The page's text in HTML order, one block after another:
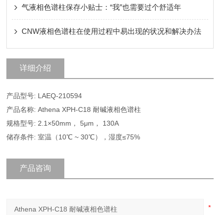
气液相色谱柱保存小贴士：“我”也需要过个舒适年
CNW液相色谱柱在使用过程中易出现的状况和解决办法
详细介绍
产品型号: LAEQ-210594
产品名称: Athena XPH-C18 耐碱液相色谱柱
规格型号: 2.1×50mm， 5μm， 130A
储存条件: 室温（10℃ ~ 30℃），湿度≤75%
产品咨询